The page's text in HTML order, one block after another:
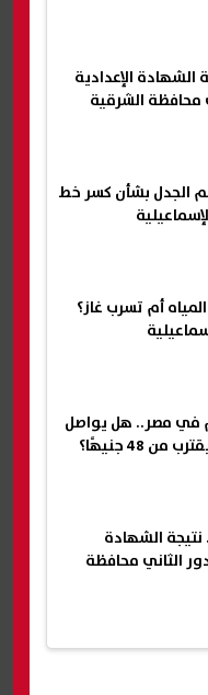
الشهادة الإعدادية
الجدل بشأن كسر خط
أم تسرب غاز؟
في مصر.. هل يواصل
48 جنيهًا؟
الشهادة
2026 الدور الثاني محافظة